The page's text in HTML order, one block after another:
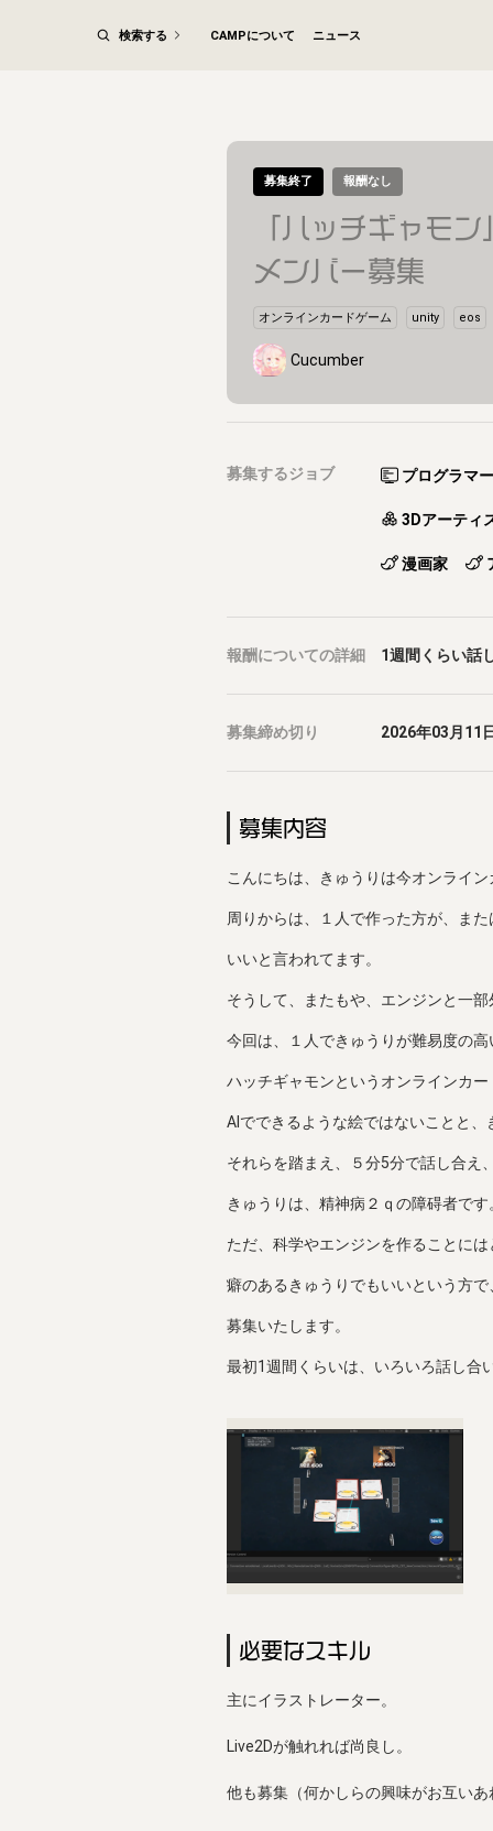
検索する CAMPについて ニュース
募集終了 報酬なし
「ハッチギャモ
メンバー募集
オンラインカードゲーム unity eos
Cucumber
募集するジョブ プログラマ
3Dアーティ
漫画家
報酬についての詳細 1週間くらい話
募集締め切り 2026年03月11
募集内容
こんにちは、きゅうりは今オンライ
周りからは、１人で作った方が、ま
いいと言われてます。
そうして、またもや、エンジンと一部
今回は、１人できゅうりが難易度の
ハッチギャモンというオンラインカー
AIでできるような絵ではないことと、
それらを踏まえ、５分5分で話し合え
きゅうりは、精神病２ｑの障碍者です
ただ、科学やエンジンを作ることに
癖のあるきゅうりでもいいという方
募集いたします。
最初1週間くらいは、いろいろ話し合
必要なスキル
主にイラストレーター。
Live2Dが触れれば尚良し。
他も募集（何かしらの興味がお互いあ